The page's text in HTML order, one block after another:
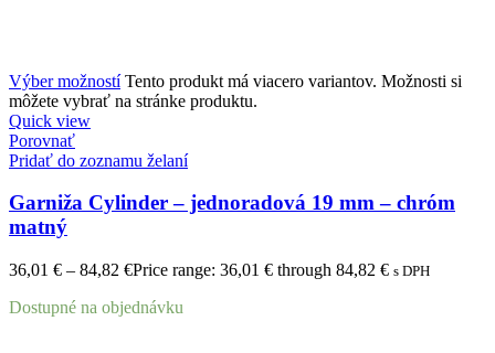
Výber možností Tento produkt má viacero variantov. Možnosti si
môžete vybrať na stránke produktu.
Quick view
Porovnať
Pridať do zoznamu želaní
Garniža Cylinder – jednoradová 19 mm – chróm
matný
36,01 € – 84,82 €Price range: 36,01 € through 84,82 € s DPH
Dostupné na objednávku